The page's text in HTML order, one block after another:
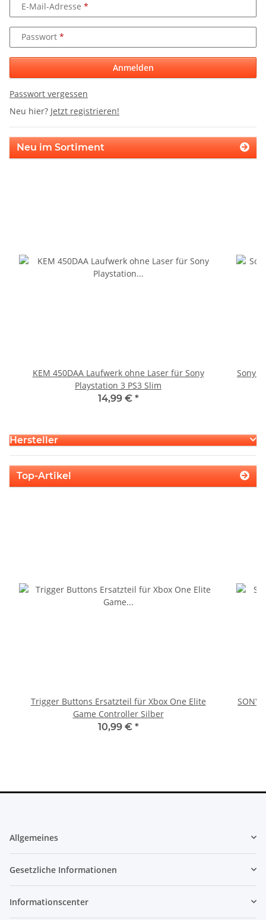
E-Mail-Adresse
Passwort
Anmelden
Passwort vergessen
Neu hier? Jetzt registrieren!
Neu im Sortiment
KEM 450DAA Laufwerk ohne Laser für Sony
Playstation 3 PS3 Slim
14,99 € *
Sony
Hersteller
Top-Artikel
Trigger Buttons Ersatzteil für Xbox One Elite
Game Controller Silber
10,99 € *
SONY
Allgemeines
Gesetzliche Informationen
Informationscenter